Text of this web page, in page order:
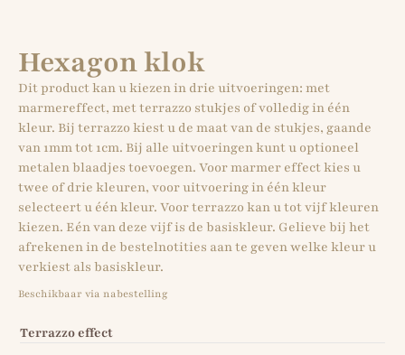
Hexagon klok
Dit product kan u kiezen in drie uitvoeringen: met
marmereffect, met terrazzo stukjes of volledig in één
kleur. Bij terrazzo kiest u de maat van de stukjes, gaande
van 1mm tot 1cm. Bij alle uitvoeringen kunt u optioneel
metalen blaadjes toevoegen. Voor marmer effect kies u
twee of drie kleuren, voor uitvoering in één kleur
selecteert u één kleur. Voor terrazzo kan u tot vijf kleuren
kiezen. Eén van deze vijf is de basiskleur. Gelieve bij het
afrekenen in de bestelnotities aan te geven welke kleur u
verkiest als basiskleur.
Beschikbaar via nabestelling
Terrazzo effect